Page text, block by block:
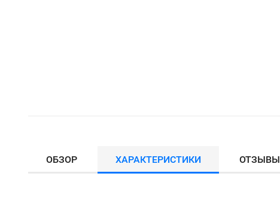
ОБЗОР ХАРАКТЕРИСТИКИ ОТЗЫВЫ